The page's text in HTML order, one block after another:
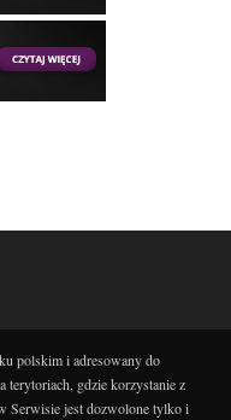
polskim i adresowany do
terytoriach, gdzie korzystanie z
Serwisie jest dozwolone tylko i